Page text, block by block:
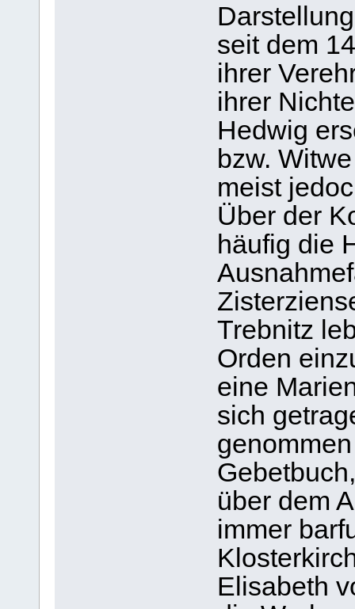
seit dem
ihrer
ihrer
Hedwig
bzw.
meist
Über der
häufig die
Trebnitz
Orden
eine
sich
über dem
immer
Elisabeth